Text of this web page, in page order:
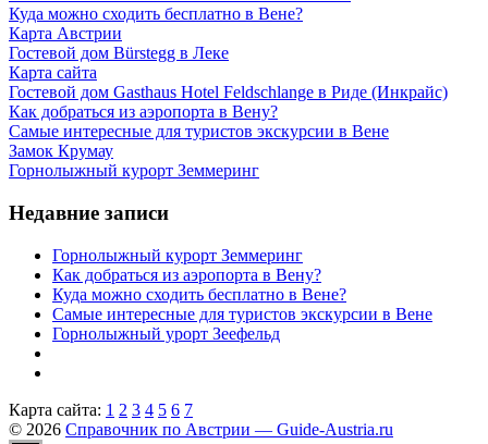
Куда можно сходить бесплатно в Вене?
Карта Австрии
Гостевой дом Bürstegg в Леке
Карта сайта
Гостевой дом Gasthaus Hotel Feldschlange в Риде (Инкрайс)
Как добраться из аэропорта в Вену?
Самые интересные для туристов экскурсии в Вене
Замок Крумау
Горнолыжный курорт Земмеринг
Недавние записи
Горнолыжный курорт Земмеринг
Как добраться из аэропорта в Вену?
Куда можно сходить бесплатно в Вене?
Самые интересные для туристов экскурсии в Вене
Горнолыжный урорт Зеефельд
Карта сайта: 1 2 3 4 5 6 7
© 2026 Справочник по Австрии — Guide-Austria.ru